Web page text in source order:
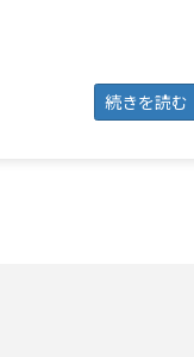
続きを読む